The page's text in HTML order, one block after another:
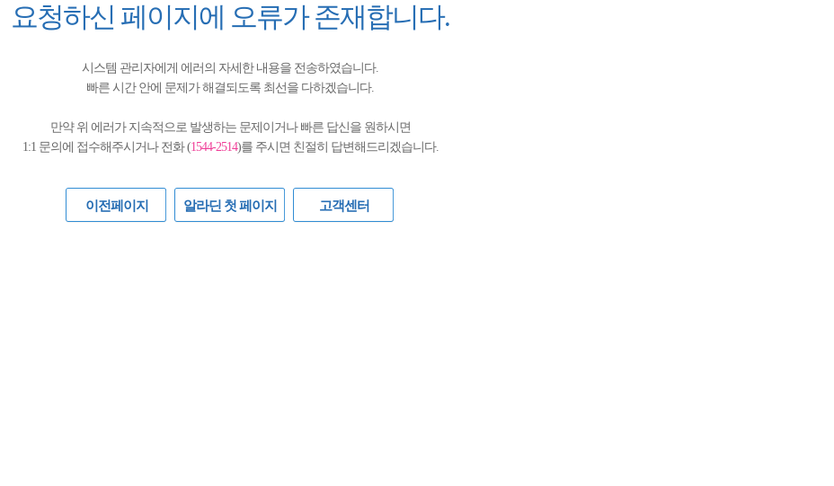
요청하신 페이지에 오류가 존재합니다.
시스템 관리자에게 에러의 자세한 내용을 전송하였습니다.
빠른 시간 안에 문제가 해결되도록 최선을 다하겠습니다.
만약 위 에러가 지속적으로 발생하는 문제이거나 빠른 답신을 원하시면
1:1 문의에 접수해주시거나 전화 (1544-2514)를 주시면 친절히 답변해드리겠습니다.
이전페이지 알라딘 첫 페이지 고객센터